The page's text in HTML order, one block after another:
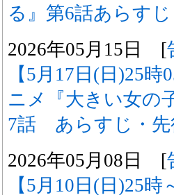
る』第6話あらす
2026年05月15日 [
【5月17日(日)25
ニメ『大きい女の
7話 あらすじ・先
2026年05月08日 [
【5月10日(日)25